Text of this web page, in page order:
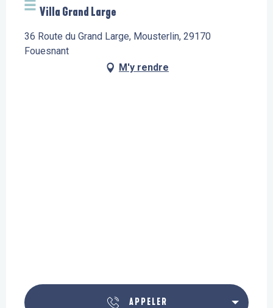
Villa Grand Large
36 Route du Grand Large, Mousterlin, 29170
Fouesnant
M'y rendre
APPELER